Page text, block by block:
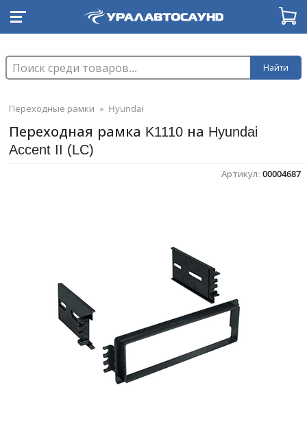
Найти
Переходные рамки » Hyundai
Переходная рамка K1110 на Hyundai ​
Accent II (LC)
Артикул: 00004687